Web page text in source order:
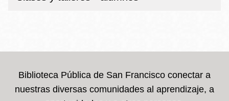
Biblioteca Pública de San Francisco conectar a
nuestras diversas comunidades al aprendizaje, a